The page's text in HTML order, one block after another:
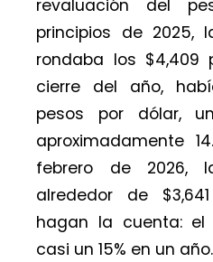
revaluación del
principios de 2025,
rondaba los $4,409
cierre del año,
pesos por dólar,
aproximadamente
febrero de 2026,
alrededor de
hagan la cuenta: el
casi un 15% en un año.